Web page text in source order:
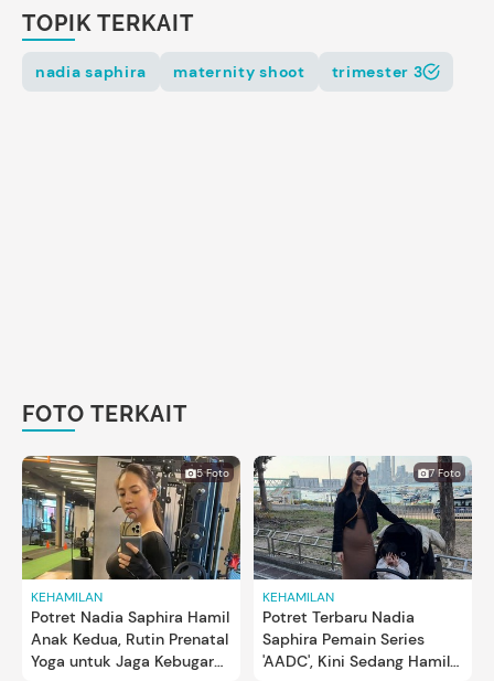
TOPIK TERKAIT
nadia saphira maternity shoot trimester 3
FOTO TERKAIT
5 Foto
KEHAMILAN
Potret Nadia Saphira Hamil
Anak Kedua, Rutin Prenatal
Yoga untuk Jaga Kebugaran
7 Foto
KEHAMILAN
Potret Terbaru Nadia
Saphira Pemain Series
'AADC', Kini Sedang Hamil